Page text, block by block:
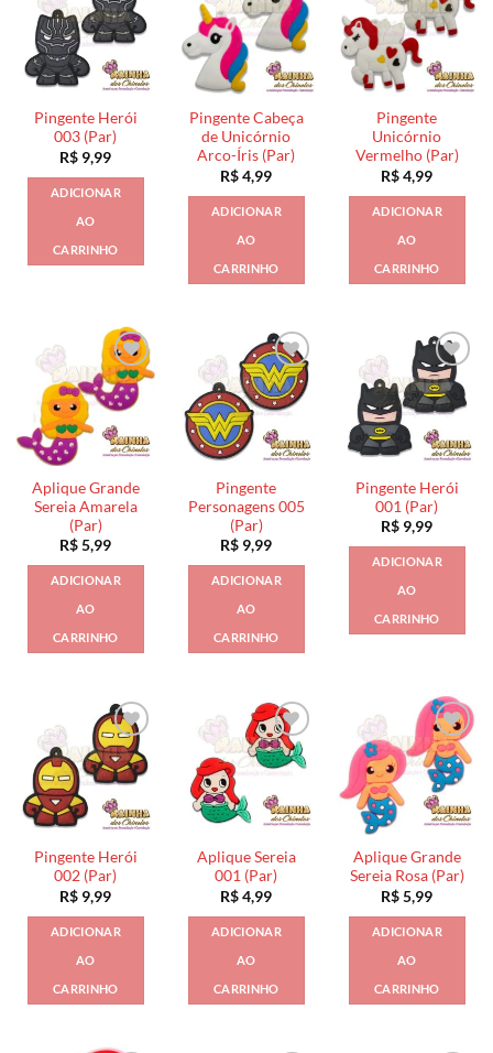
Pingente Herói
003 (Par)
R$ 9,99
ADICIONAR
AO
CARRINHO
Pingente Cabeça
de Unicórnio
Arco-Íris (Par)
R$4,99
ADICIONAR
AO
CARRINHO
Pingente
Unicórnio
Vermelho (Par)
R$4,99
ADICIONAR
AO
CARRINHO
Aplique Grande
Sereia Amarela
(Par)
R$5,99
ADICIONAR
AO
CARRINHO
Pingente
Personagens 005
(Par)
R$ 9,99
ADICIONAR
AO
CARRINHO
Pingente Herói
001 (Par)
R$ 9,99
ADICIONAR
AO
CARRINHO
Pingente Herói
002 (Par)
R$ 9,99
ADICIONAR
AO
CARRINHO
Aplique Sereia
001 (Par)
R$4,99
ADICIONAR
AO
CARRINHO
Aplique Grande
Sereia Rosa (Par)
R$5,99
ADICIONAR
AO
CARRINHO